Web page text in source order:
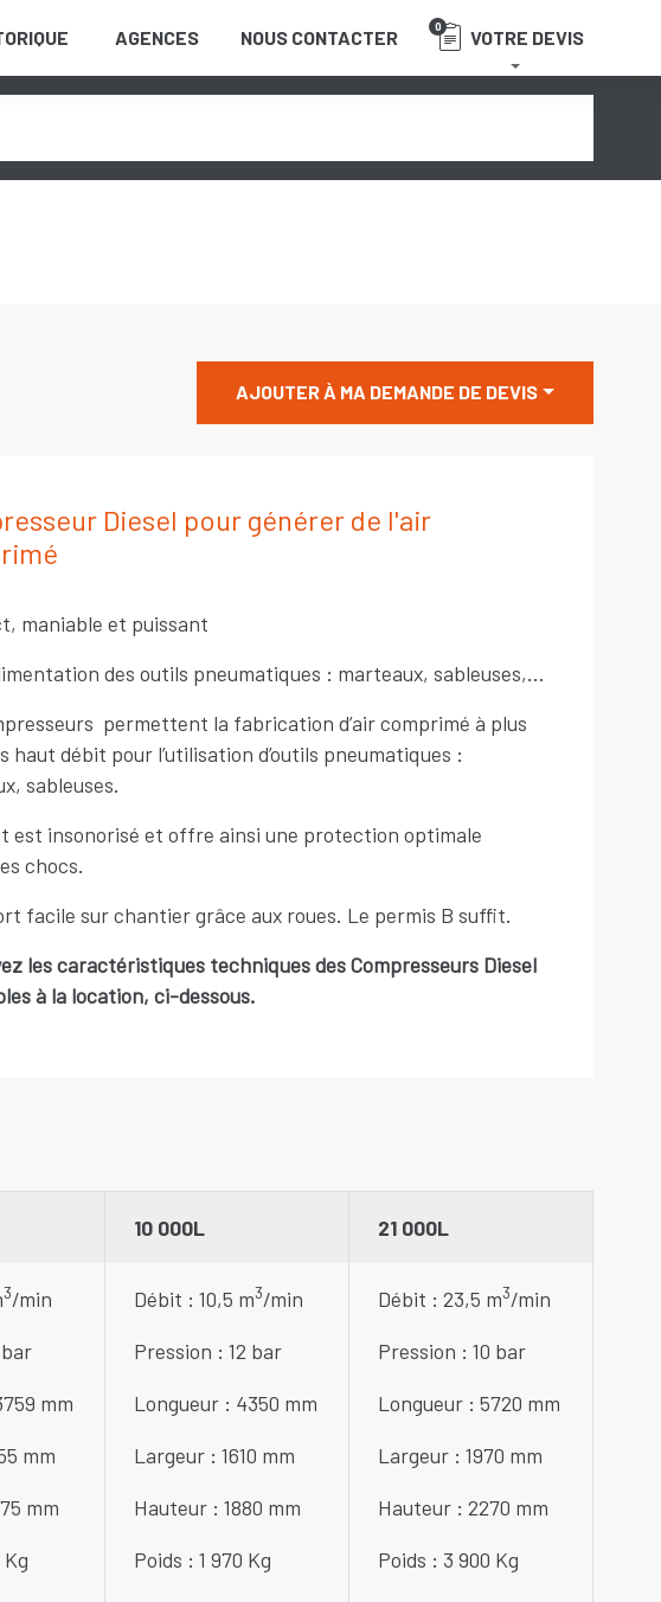
AGENCES NOUS CONTACTER 0 VOTRE DEVIS
AJOUTER À MA DEMANDE DE DEVIS
Diesel pour générer de l'air
maniable et puissant
des outils pneumatiques : marteaux, sableuses,...
permettent la fabrication d’air comprimé à plus
haut débit pour l’utilisation d’outils pneumatiques :
sableuses.
est insonorisé et offre ainsi une protection optimale
chocs.
facile sur chantier grâce aux roues. Le permis B suffit.
les caractéristiques techniques des Compresseurs Diesel
à la location, ci-dessous.
3/min
mm
mm
mm
Kg
10 000L
Débit : 10,5 m3/min
Pression : 12 bar
Longueur : 4350 mm
Largeur : 1610 mm
Hauteur : 1880 mm
Poids : 1 970 Kg
21 000L
Débit : 23,5 m3/min
Pression : 10 bar
Longueur : 5720 mm
Largeur : 1970 mm
Hauteur : 2270 mm
Poids : 3 900 Kg